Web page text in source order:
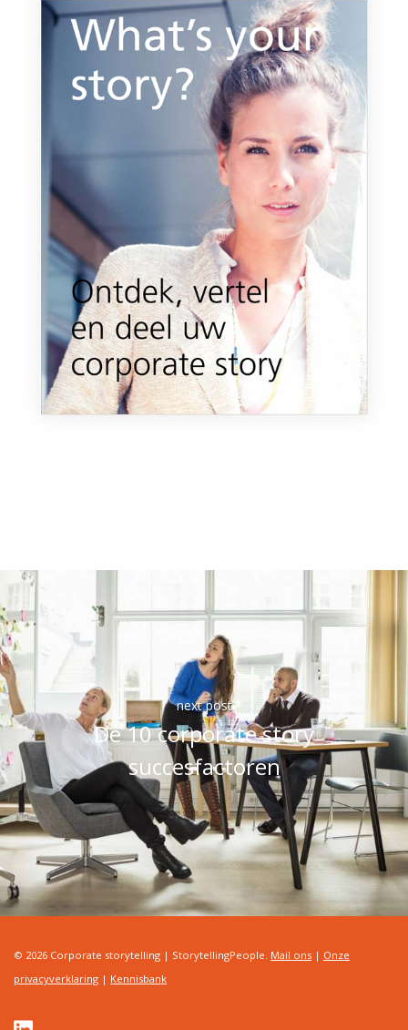
next post
De 10 corporate story
succesfactoren
© 2026 Corporate storytelling | StorytellingPeople. Mail ons | Onze
privacyverklaring | Kennisbank